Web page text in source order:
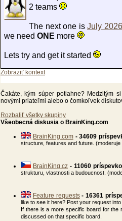
2 teams
The next one isJuly
we need ONE more
Lets try and get it started
Zobraziť kontext
Čakáte, kým súper potiahne? Medzitým
novými priateľmi alebo o čomkoľvek
Rozbaliť všetky skupiny
Všeobecná diskusia o BrainKing.com
BrainKing.com - 34609
structure, features and future. (moderuje
BrainKing.cz - 11060
strukturu, vlastnosti a budoucnost.
Feature requests - 16361
like to see it here? Post your request
If there is a more specific board for the
discussed on that specific board.